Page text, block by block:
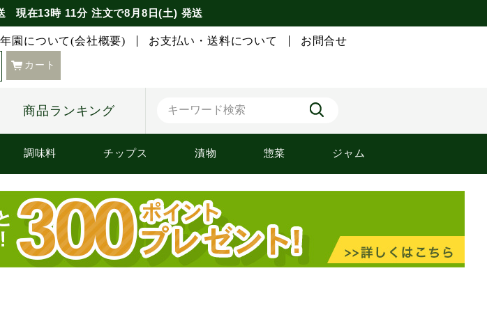
現在13時 11分 注文で8月8日(土) 発送
園について(会社概要) お支払い・送料について お問合せ
カート
商品ランキング
調味料 チップス 漬物 惣菜 ジャム